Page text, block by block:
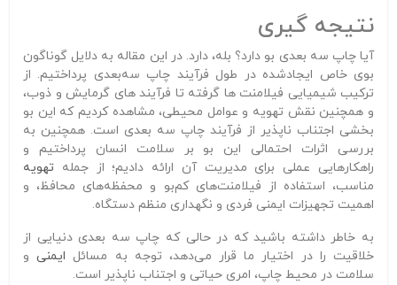
نتیجه‌ گیری
آیا چاپ سه‌ بعدی بو دارد؟ بله، دارد. در این مقاله به دلایل گوناگون
بوی خاص ایجادشده در طول فرآیند چاپ سه‌بعدی پرداختیم. از
ترکیب شیمیایی فیلامنت‌ ها گرفته تا فرآیند های گرمایش و ذوب،
و همچنین نقش تهویه و عوامل محیطی، مشاهده کردیم که این بو
بخشی اجتناب‌ ناپذیر از فرآیند چاپ سه‌ بعدی است. همچنین به
بررسی اثرات احتمالی این بو بر سلامت انسان پرداختیم و
راهکارهایی عملی برای مدیریت آن ارائه دادیم؛ از جمله تهویه
مناسب، استفاده از فیلامنت‌های کم‌بو و محفظه‌های محافظ، و
اهمیت تجهیزات ایمنی فردی و نگهداری منظم دستگاه.
به خاطر داشته باشید که در حالی که چاپ سه‌ بعدی دنیایی از
خلاقیت را در اختیار ما قرار می‌دهد، توجه به مسائل ایمنیو
سلامت در محیط چاپ، امری حیاتی و اجتناب‌ ناپذیر است.